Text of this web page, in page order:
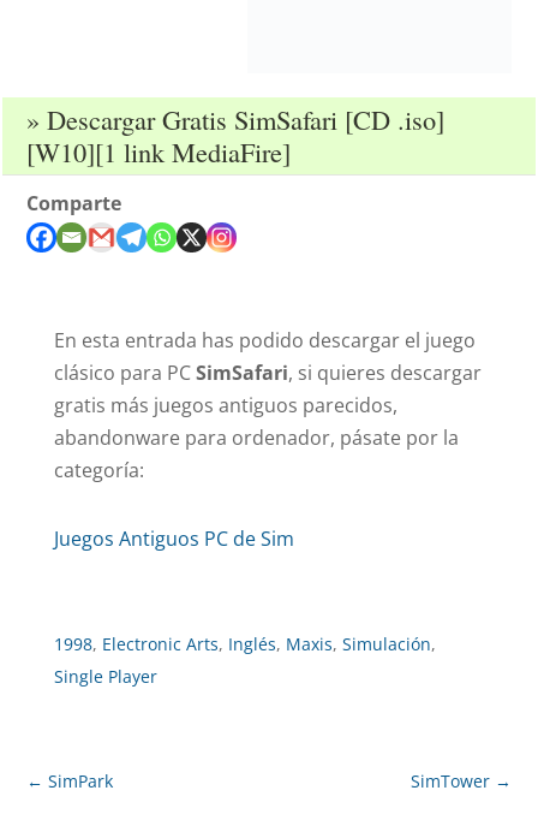
» Descargar Gratis SimSafari [CD .iso]
[W10][1 link MediaFire]
Comparte
En esta entrada has podido descargar el juego
clásico para PCSimSafari, si quieres descargar
gratis más juegos antiguos parecidos,
abandonware para ordenador, pásate por la
categoría:
Juegos Antiguos PC de Sim
1998, Electronic Arts, Inglés, Maxis, Simulación,
Single Player
←SimPark SimTower→